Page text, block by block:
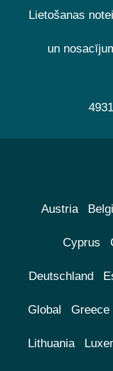
Lietošanas
un
Austria
Cyprus
Deutschland
Global Greece
Lithuania